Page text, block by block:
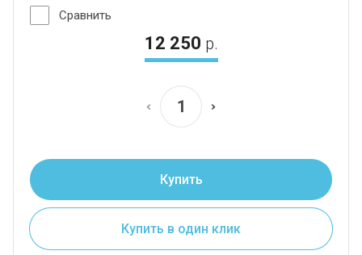
12 250 р.
Купить
Купить в один клик
Сравнить